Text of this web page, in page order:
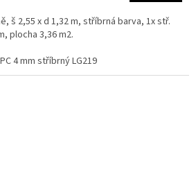
š 2,55 x d 1,32 m, stříbrná barva, 1x stř.
plocha 3,36 m2.
4 mm stříbrný LG219